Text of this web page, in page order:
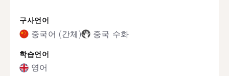
구사언어
중국어 (간체) 중국 수화
학습언어
영어